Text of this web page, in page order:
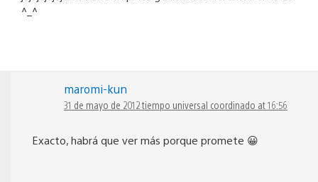
^_^
maromi-kun
31 de mayo de 2012 tiempo universal coordinado at 16:56
Exacto, habrá que ver más porque promete 😀